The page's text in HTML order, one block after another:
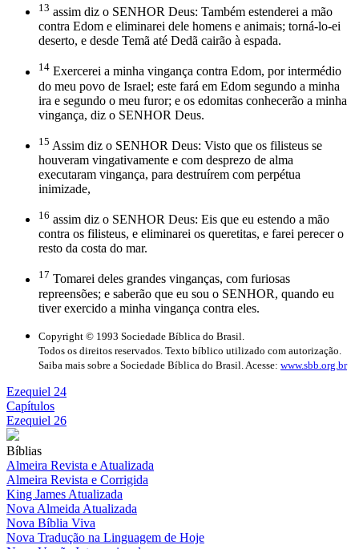
13 assim diz o SENHOR Deus: Também estenderei a mão
contra Edom e eliminarei dele homens e animais; torná-lo-ei
deserto, e desde Temã até Dedã cairão à espada.
14 Exercerei a minha vingança contra Edom, por intermédio
do meu povo de Israel; este fará em Edom segundo a minha
ira e segundo o meu furor; e os edomitas conhecerão a minha
vingança, diz o SENHOR Deus.
15 Assim diz o SENHOR Deus: Visto que os filisteus se
houveram vingativamente e com desprezo de alma
executaram vingança, para destruírem com perpétua
inimizade,
16 assim diz o SENHOR Deus: Eis que eu estendo a mão
contra os filisteus, e eliminarei os queretitas, e farei perecer o
resto da costa do mar.
17 Tomarei deles grandes vinganças, com furiosas
repreensões; e saberão que eu sou o SENHOR, quando eu
tiver exercido a minha vingança contra eles.
Copyright © 1993 Sociedade Bíblica do Brasil.
Todos os direitos reservados. Texto bíblico utilizado com autorização.
Saiba mais sobre a Sociedade Bíblica do Brasil. Acesse: www.sbb.org.br
Ezequiel 24
Capítulos
Ezequiel 26
Bíblias
Almeira Revista e Atualizada
Almeira Revista e Corrigida
King James Atualizada
Nova Almeida Atualizada
Nova Bíblia Viva
Nova Tradução na Linguagem de Hoje